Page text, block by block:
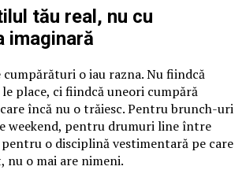
tău real, nu cu
imaginară
o iau razna. Nu fiindcă
place, ci fiindcă uneori cumpără
încă nu o trăiesc. Pentru brunch-uri
weekend, pentru drumuri line între
o disciplină vestimentară pe care
nu o mai are nimeni.